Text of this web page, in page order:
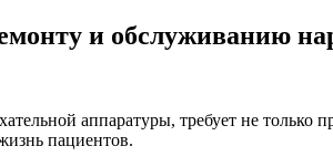
и обслуживанию
аппаратуры, требует не
пациентов.